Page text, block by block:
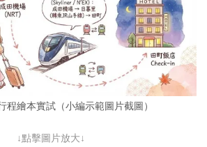
程繪本實試（小編示範圖片截圖）
↓點擊圖片放大↓